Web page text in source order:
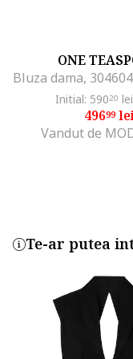
ONE
Initial: 59020 lei
49699
Vandut de
Te-ar putea